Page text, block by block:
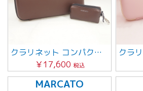
クラリネット コンパクトケース・ミニポーチ付 （ブラウン）
￥17,600 税込
MARCATO